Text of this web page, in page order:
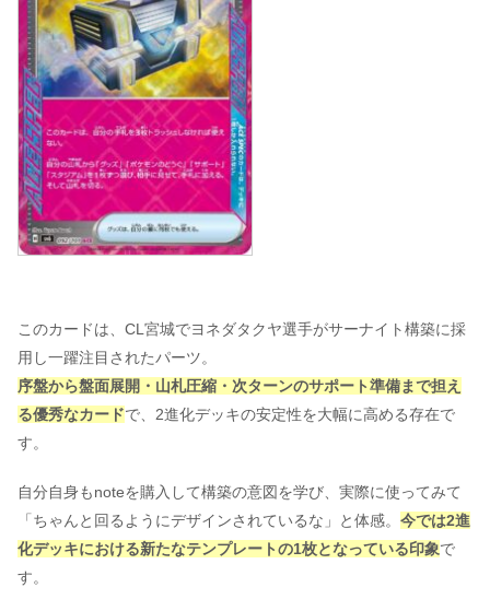
このカードは、CL宮城でヨネダタクヤ選手がサーナイト構築に採
用し一躍注目されたパーツ。
序盤から盤面展開・山札圧縮・次ターンのサポート準備まで担え
る優秀なカードで、2進化デッキの安定性を大幅に高める存在で
す。
自分自身もnoteを購入して構築の意図を学び、実際に使ってみて
「ちゃんと回るようにデザインされているな」と体感。 今では2進
化デッキにおける新たなテンプレートの1枚となっている印象で
す。